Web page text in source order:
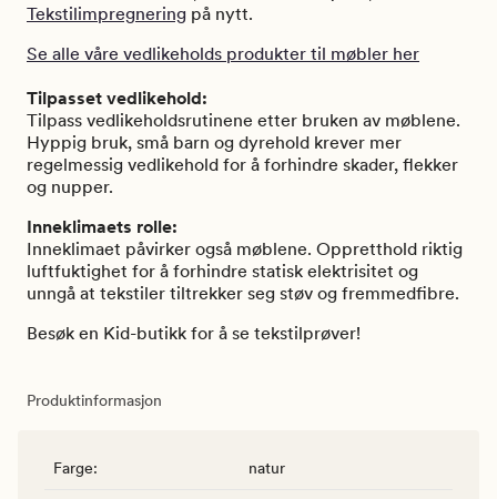
Tekstilimpregnering på nytt.
Se alle våre vedlikeholds produkter til møbler her
Tilpasset vedlikehold:
Tilpass vedlikeholdsrutinene etter bruken av møblene.
Hyppig bruk, små barn og dyrehold krever mer
regelmessig vedlikehold for å forhindre skader, flekker
og nupper.
Inneklimaets rolle:
Inneklimaet påvirker også møblene. Oppretthold riktig
luftfuktighet for å forhindre statisk elektrisitet og
unngå at tekstiler tiltrekker seg støv og fremmedfibre.
Besøk en Kid-butikk for å se tekstilprøver!
Produktinformasjon
Farge: natur